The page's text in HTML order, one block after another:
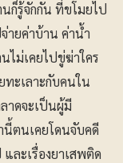
ก็รู้จักกัน ที่ขโมยไป
ายค่าบ้าน ค่าน้ำ
ไม่เคยไปขู่ฆ่าใคร
ทะเลาะกับคนใน
าดจะเป็นผู้มี
ตนเคยโดนจับคดี
ละเรื่องยาเสพติด